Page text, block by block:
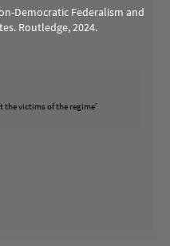
Democratic Federalism and
Routledge, 2024.
the victims of the regime’